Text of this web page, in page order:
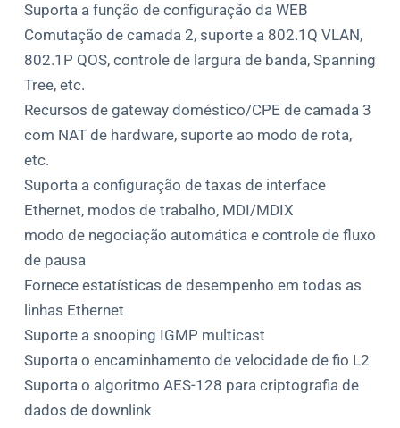
Suporta a função de configuração da WEB
Comutação de camada 2, suporte a 802.1Q VLAN,
802.1P QOS, controle de largura de banda, Spanning
Tree, etc.
Recursos de gateway doméstico/CPE de camada 3
com NAT de hardware, suporte ao modo de rota,
etc.
Suporta a configuração de taxas de interface
Ethernet, modos de trabalho, MDI/MDIX
modo de negociação automática e controle de fluxo
de pausa
Fornece estatísticas de desempenho em todas as
linhas Ethernet
Suporte a snooping IGMP multicast
Suporta o encaminhamento de velocidade de fio L2
Suporta o algoritmo AES-128 para criptografia de
dados de downlink